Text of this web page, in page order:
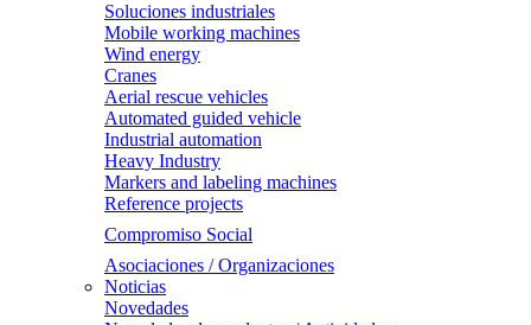
Soluciones industriales
Mobile working machines
Wind energy
Cranes
Aerial rescue vehicles
Automated guided vehicle
Industrial automation
Heavy Industry
Markers and labeling machines
Reference projects
Compromiso Social
Asociaciones / Organizaciones
Noticias
Novedades